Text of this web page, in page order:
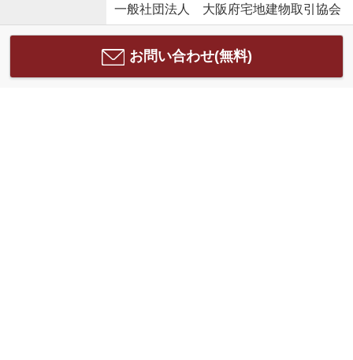
一般社団法人 大阪府宅地建物取引協会
お問い合わせ(無料)